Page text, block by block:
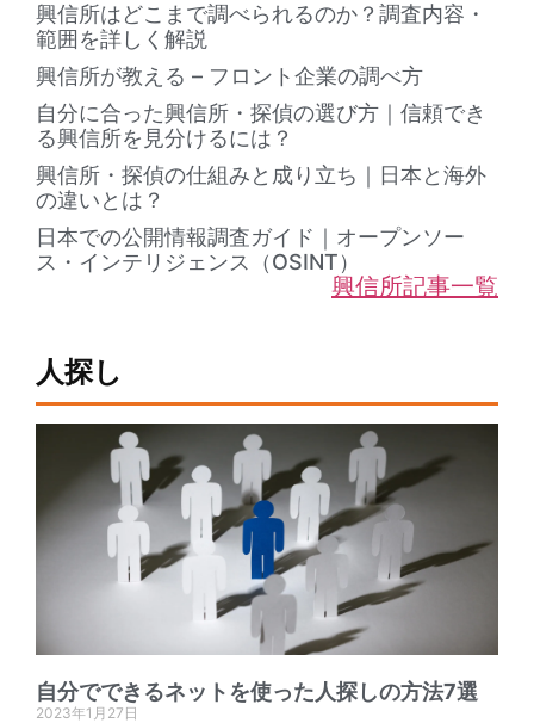
興信所はどこまで調べられるのか？調査内容・
範囲を詳しく解説
興信所が教える – フロント企業の調べ方
自分に合った興信所・探偵の選び方｜信頼でき
る興信所を見分けるには？
興信所・探偵の仕組みと成り立ち｜日本と海外
の違いとは？
日本での公開情報調査ガイド｜オープンソー
ス・インテリジェンス（OSINT）
興信所記事一覧
人探し
自分でできるネットを使った人探しの方法7選
2023年1月27日